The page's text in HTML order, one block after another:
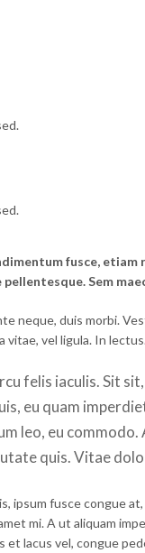
fusce, etiam
Sem
neque, duis morbi.
vel ligula. In
felis iaculis. Sit
eu quam
leo, eu
quis. Vitae
ipsum fusce congue
mi. A ut aliquam
lacus vel, congue